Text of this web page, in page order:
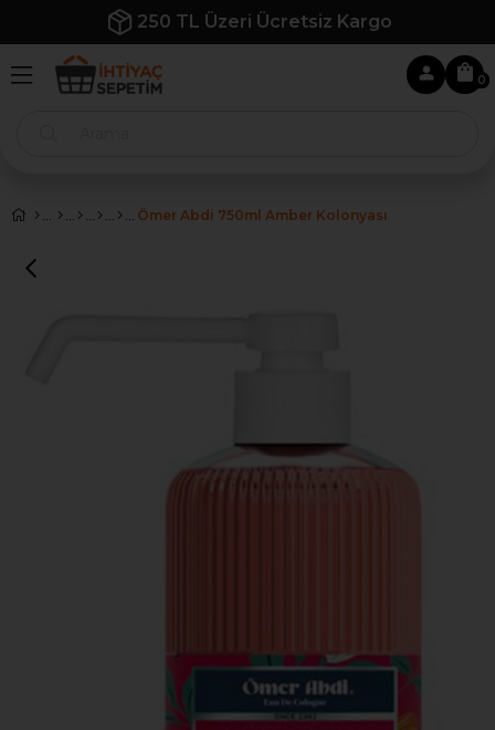
250 TL Üzeri Ücretsiz Kargo
0
Ömer Abdi 750ml Amber Kolonyası